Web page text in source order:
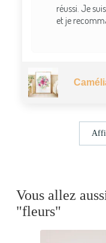
réussi. Je
et je
Vous allez
"fleurs"